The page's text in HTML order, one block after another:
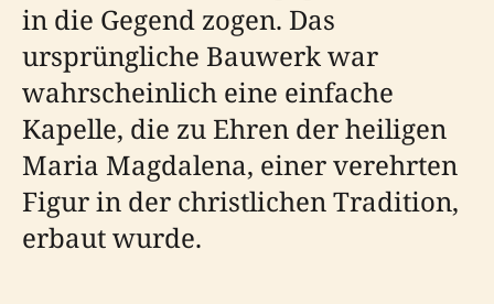
in die Gegend zogen. Das
ursprüngliche Bauwerk war
wahrscheinlich eine einfache
Kapelle, die zu Ehren der heiligen
Maria Magdalena, einer verehrten
Figur in der christlichen Tradition,
erbaut wurde.